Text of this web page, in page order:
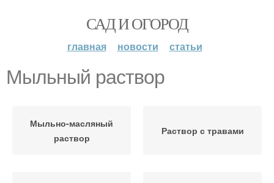
САД И ОГОРОД
главная новости статьи
Мыльный раствор
Мыльно-масляный
раствор
Раствор с травами